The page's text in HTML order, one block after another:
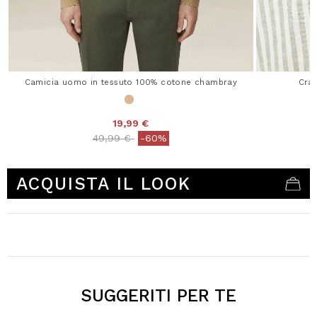
Camicia uomo in tessuto 100% cotone chambray
19,99 €
Price reduced from
49,99 €to-60%
ACQUISTA IL LOOK
SUGGERITI PER TE